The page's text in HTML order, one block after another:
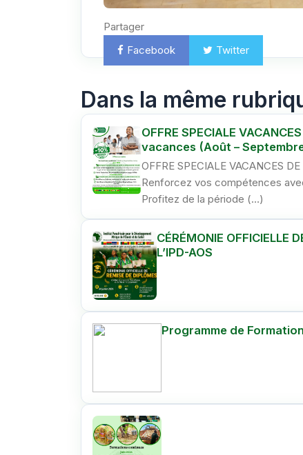
Partager
Facebook
Twitter
Dans la même
OFFRE SPECIALE
vacances (Août –
OFFRE SPECIALE VACANCES DE
Renforcez vos compétences
Profitez de la période (…)
CÉRÉMONIE OFFICIELLE
L’IPD-AOS
Programme de